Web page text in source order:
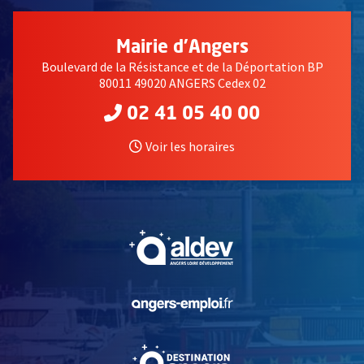
Mairie d'Angers
Boulevard de la Résistance et de la Déportation BP
80011 49020 ANGERS Cedex 02
02 41 05 40 00
Voir les horaires
, Ouvre une nouvelle